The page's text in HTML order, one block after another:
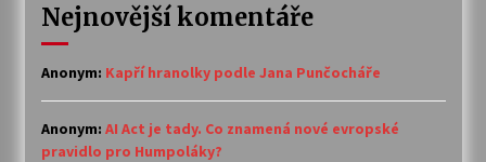
Nejnovější komentáře
Anonym: Kapří hranolky podle Jana Punčocháře
Anonym: AI Act je tady. Co znamená nové evropské
pravidlo pro Humpoláky?